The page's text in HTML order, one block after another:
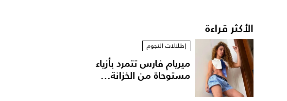
الأكثر قراءة
إطلالات النجوم
ميريام فارس تتمرد بأزياء
مستوحاة من الخزانة...